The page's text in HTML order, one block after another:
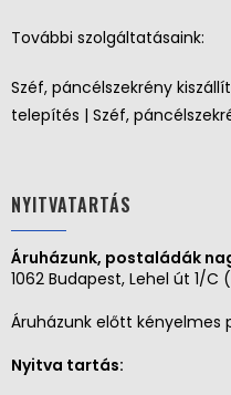
További szolgáltatásaink:
Széf, páncélszekrény
telepítés | Széf,
NYITVATARTÁS
Áruházunk, postaládák
1062 Budapest, Lehel út 1/C
Áruházunk előtt kényelmes
Nyitva tartás: